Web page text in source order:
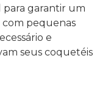
para garantir um
com pequenas
e
seus coquetéis